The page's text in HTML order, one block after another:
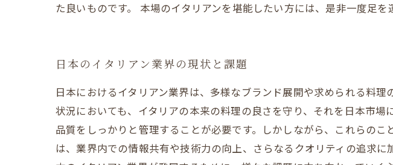
た良いものです。 本場のイタリアンを堪能したい方には、是非一度足
日本のイタリアン業界の現状と課題
日本におけるイタリアン業界は、多様なブランド展開や求められる料
状況においても、イタリアの本来の料理の良さを守り、それを日本市
品質をしっかりと管理することが必要です。しかしながら、これらの
は、業界内での情報共有や技術力の向上、さらなるクオリティの追求